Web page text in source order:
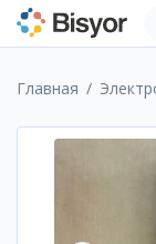
Главная